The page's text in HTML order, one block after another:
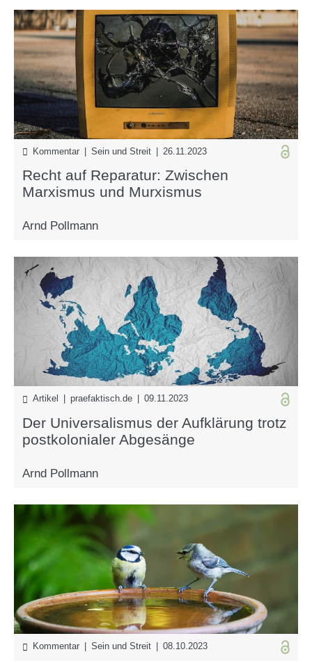
Kommentar | Sein und Streit | 26.11.2023
Recht auf Reparatur: Zwischen
Marxismus und Murxismus
Arnd Pollmann
Artikel | praefaktisch.de | 09.11.2023
Der Universalismus der Aufklärung trotz
postkolonialer Abgesänge
Arnd Pollmann
Kommentar | Sein und Streit | 08.10.2023